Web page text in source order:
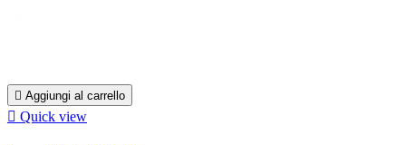
 Aggiungi al carrello
 Quick view